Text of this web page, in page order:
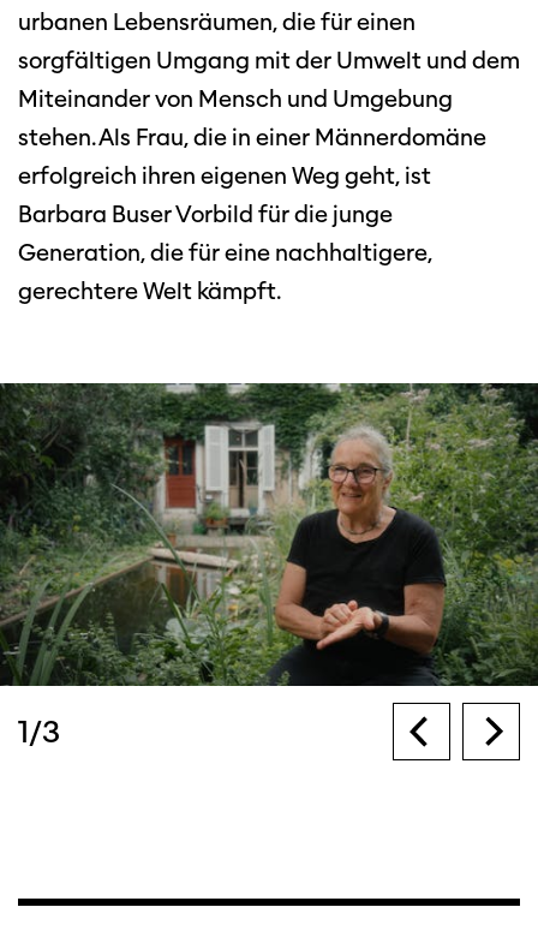
urbanen Lebensräumen, die für einen
sorgfältigen Umgang mit der Umwelt und dem
Miteinander von Mensch und Umgebung
stehen. Als Frau, die in einer Männerdomäne
erfolgreich ihren eigenen Weg geht, ist
Barbara Buser Vorbild für die junge
Generation, die für eine nachhaltigere,
gerechtere Welt kämpft.
1/3